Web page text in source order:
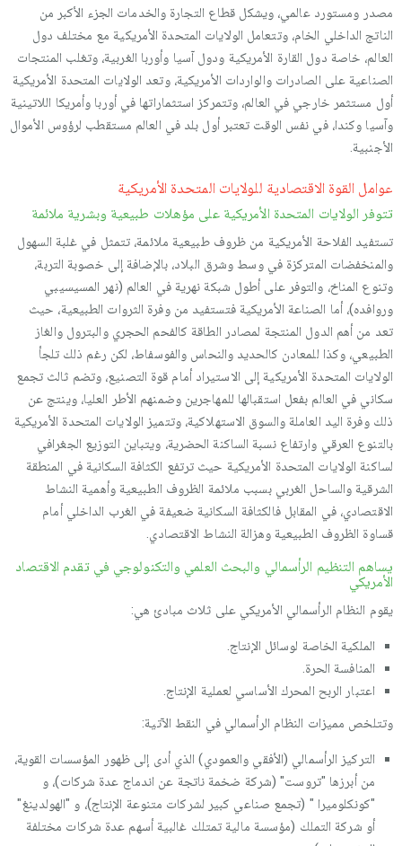
مصدر ومستورد عالمي، ويشكل قطاع التجارة والخدمات الجزء الأكبر من
الناتج الداخلي الخام، وتتعامل الولايات المتحدة الأمريكية مع مختلف دول
العالم، خاصة دول القارة الأمريكية ودول آسيا وأوربا الغربية، وتغلب المنتجات
الصناعية على الصادرات والواردات الأمريكية، وتعد الولايات المتحدة الأمريكية
أول مستثمر خارجي في العالم، وتتمركز استثماراتها في أوربا وأمريكا اللاتينية
وآسيا وكندا، في نفس الوقت تعتبر أول بلد في العالم مستقطب لرؤوس الأموال
الأجنبية.
عوامل القوة الاقتصادية للولايات المتحدة الأمريكية
تتوفر الولايات المتحدة الأمريكية على مؤهلات طبيعية وبشرية ملائمة
تستفيد الفلاحة الأمريكية من ظروف طبيعية ملائمة، تتمثل في غلبة السهول
والمنخفضات المتركزة في وسط وشرق البلاد، بالإضافة إلى خصوبة التربة،
وتنوع المناخ، والتوفر على أطول شبكة نهرية في العالم (نهر المسيسيبي
وروافده)، أما الصناعة الأمريكية فتستفيد من وفرة الثروات الطبيعية، حيث
تعد من أهم الدول المنتجة لمصادر الطاقة كالفحم الحجري والبترول والغاز
الطبيعي، وكذا للمعادن كالحديد والنحاس والفوسفاط، لكن رغم ذلك تلجأ
الولايات المتحدة الأمريكية إلى الاستيراد أمام قوة التصنيع، وتضم ثالث تجمع
سكاني في العالم بفعل استقبالها للمهاجرين وضمنهم الأطر العليا، وينتج عن
ذلك وفرة اليد العاملة والسوق الاستهلاكية، وتتميز الولايات المتحدة الأمريكية
بالتنوع العرقي وارتفاع نسبة الساكنة الحضرية، ويتباين التوزيع الجغرافي
لساكنة الولايات المتحدة الأمريكية حيث ترتفع الكثافة السكانية في المنطقة
الشرقية والساحل الغربي بسبب ملائمة الظروف الطبيعية وأهمية النشاط
الاقتصادي، في المقابل فالكثافة السكانية ضعيفة في الغرب الداخلي أمام
قساوة الظروف الطبيعية وهزالة النشاط الاقتصادي.
يساهم التنظيم الرأسمالي والبحث العلمي والتكنولوجي في تقدم الاقتصاد
الأمريكي
يقوم النظام الرأسمالي الأمريكي على ثلاث مبادئ هي:
الملكية الخاصة لوسائل الإنتاج.
المنافسة الحرة.
اعتبار الربح المحرك الأساسي لعملية الإنتاج.
وتتلخص مميزات النظام الرأسمالي في النقط الآتية:
التركيز الرأسمالي (الأفقي والعمودي) الذي أدى إلى ظهور المؤسسات القوية،
من أبرزها "تروست" (شركة ضخمة ناتجة عن اندماج عدة شركات)، و
"كونكلوميرا " (تجمع صناعي كبير لشركات متنوعة الإنتاج)، و "الهولدينغ"
أو شركة التملك (مؤسسة مالية تمتلك غالبية أسهم عدة شركات مختلفة